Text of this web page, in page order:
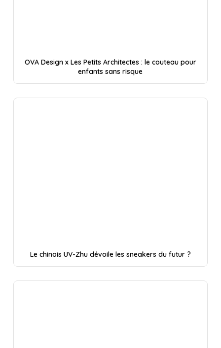
OVA Design x Les Petits Architectes : le couteau pour
enfants sans risque
Le chinois UV-Zhu dévoile les sneakers du futur ?